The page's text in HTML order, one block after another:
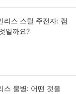
리스 스틸 주전자: 캠
일까요?
스 물병: 어떤 것을